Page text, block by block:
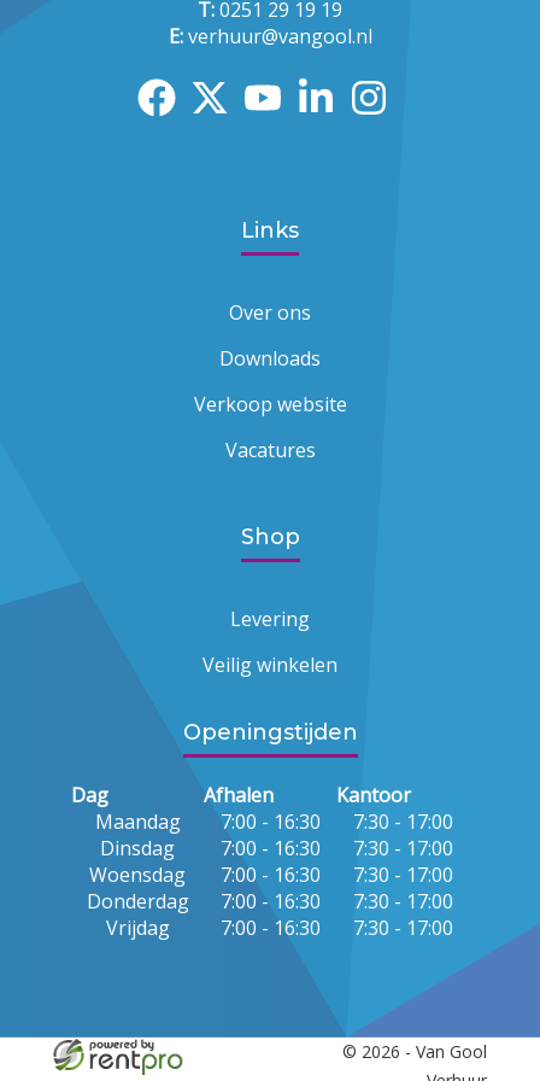
T:0251 29 19 19
E:verhuur@vangool.nl
Links
Over ons
Downloads
Verkoop website
Vacatures
Shop
Levering
Veilig winkelen
Openingstijden
Dag Afhalen
Kantoor
Maandag
7:00 - 16:30
7:30 - 17:00
Dinsdag
7:00 - 16:30
7:30 - 17:00
Woensdag
7:00 - 16:30
7:30 - 17:00
Donderdag
7:00 - 16:30
7:30 - 17:00
Vrijdag
7:00 - 16:30 7:30 - 17:00
© 2026 - Van Gool